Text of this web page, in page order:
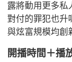
露將動用更多私
對付的罪犯也升
與炫富規模均創
開播時間＋播